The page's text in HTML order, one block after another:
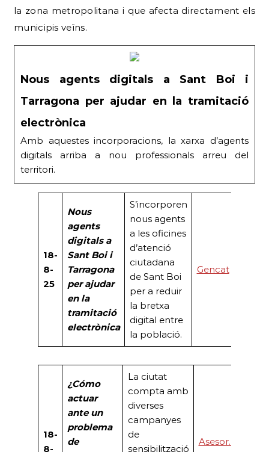
la zona metropolitana i que afecta directament els
municipis veïns.
Nous agents digitals a Sant Boi i
Tarragona per ajudar en la tramitació
electrònica
Amb aquestes incorporacions, la xarxa d’agents
digitals arriba a nou professionals arreu del
territori.
18-
8-
25
Nous
agents
digitals a
Sant Boi i
Tarragona
per ajudar
en la
tramitació
electrònica
S’incorporen
nous agents
a les oficines
d’atenció
ciutadana
de Sant Boi
per a reduir
la bretxa
digital entre
la població.
Gencat
18-
8-
¿Cómo
actuar
ante un
problema
de
La ciutat
compta amb
diverses
campanyes
de
sensibilització
Asesor.Legal